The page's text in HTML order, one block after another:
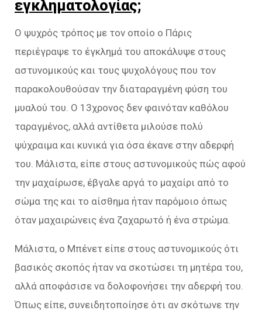
εγκληματολογίας;
Ο ψυχρός τρόπος με τον οποίο ο Πάρις
περιέγραψε το έγκλημά του αποκάλυψε στους
αστυνομικούς και τους ψυχολόγους που τον
παρακολουθούσαν την διαταραγμένη φύση του
μυαλού του. Ο 13χρονος δεν φαινόταν καθόλου
ταραγμένος, αλλά αντίθετα μιλούσε πολύ
ψύχραιμα και κυνικά για όσα έκανε στην αδερφή
του. Μάλιστα, είπε στους αστυνομικούς πώς αφού
την μαχαίρωσε, έβγαλε αργά το μαχαίρι από το
σώμα της και το αίσθημα ήταν παρόμοιο όπως
όταν μαχαιρώνεις ένα ζαχαρωτό ή ένα στρώμα.
Μάλιστα, ο Μπένετ είπε στους αστυνομικούς ότι
βασικός σκοπός ήταν να σκοτώσει τη μητέρα του,
αλλά αποφάσισε να δολοφονήσει την αδερφή του.
Όπως είπε, συνειδητοποίησε ότι αν σκότωνε την